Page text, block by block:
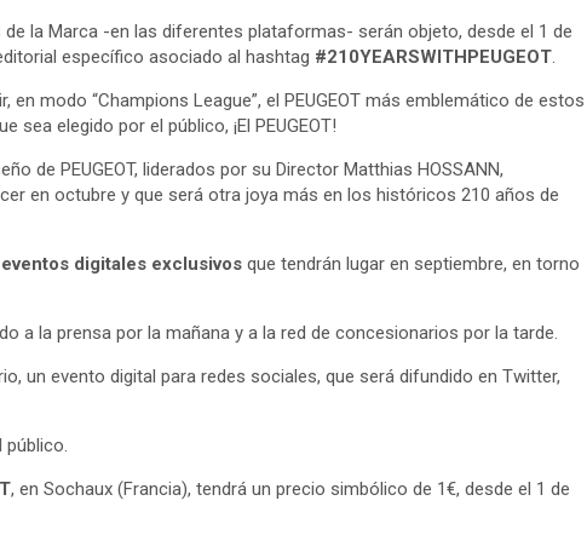
la Marca -en las diferentes plataformas- serán objeto, desde el 1 de
específico asociado al hashtag #210YEARSWITHPEUGEOT.
en modo “Champions League”, el PEUGEOT más emblemático de estos
elegido por el público, ¡El PEUGEOT!
de PEUGEOT, liderados por su Director Matthias HOSSANN,
en octubre y que será otra joya más en los históricos 210 años de
eventos digitales exclusivos que tendrán lugar en septiembre, en torno
a la prensa por la mañana y a la red de concesionarios por la tarde.
un evento digital para redes sociales, que será difundido en Twitter,
público.
, en Sochaux (Francia), tendrá un precio simbólico de 1€, desde el 1 de